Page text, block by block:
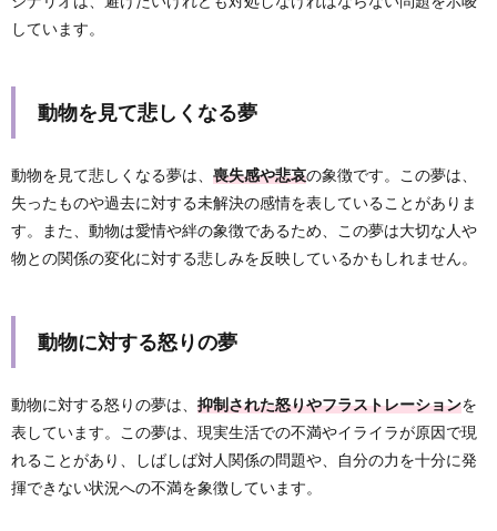
しています。
動物を見て悲しくなる夢
動物を見て悲しくなる夢は、 喪失感や悲哀の象徴です。この夢は、
失ったものや過去に対する未解決の感情を表していることがありま
す。また、動物は愛情や絆の象徴であるため、この夢は大切な人や
物との関係の変化に対する悲しみを反映しているかもしれません。
動物に対する怒りの夢
動物に対する怒りの夢は、 抑制された怒りやフラストレーションを
表しています。この夢は、現実生活での不満やイライラが原因で現
れることがあり、しばしば対人関係の問題や、自分の力を十分に発
揮できない状況への不満を象徴しています。